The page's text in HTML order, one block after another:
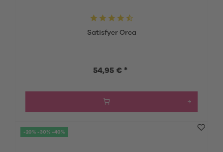
Satisfyer Orca
54,95 € *
-20% -30% -40%